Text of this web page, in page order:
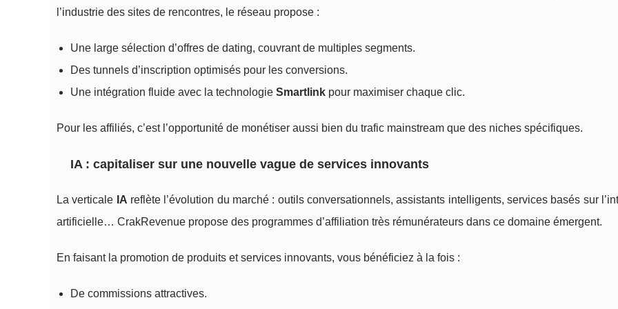
l’industrie des sites de rencontres, le réseau propose :
Une large sélection d’offres de dating, couvrant de multiples segments.
Des tunnels d’inscription optimisés pour les conversions.
Une intégration fluide avec la technologie Smartlink pour maximiser chaque clic.
Pour les affiliés, c’est l’opportunité de monétiser aussi bien du trafic mainstream que des niches spécifiques.
IA : capitaliser sur une nouvelle vague de services innovants
La verticale IA reflète l’évolution du marché : outils conversationnels, assistants intelligents, services basés sur
artificielle… CrakRevenue propose des programmes d’affiliation très rémunérateurs dans ce domaine émergent.
En faisant la promotion de produits et services innovants, vous bénéficiez à la fois :
De commissions attractives.